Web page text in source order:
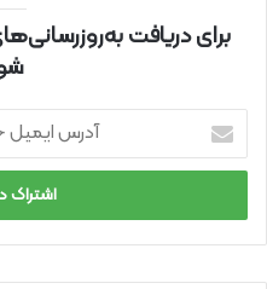
برای دریافت
ر
ا
ی